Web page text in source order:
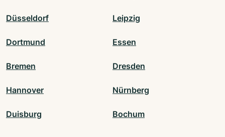
Düsseldorf Leipzig
Dortmund Essen
Bremen Dresden
Hannover Nürnberg
Duisburg Bochum